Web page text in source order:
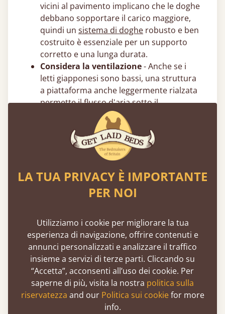
vicini al pavimento implicano che le doghe
debbano sopportare il carico maggiore,
quindi un sistema di doghe robusto e ben
costruito è essenziale per un supporto
corretto e una lunga durata.
Considera la ventilazione- Anche se i
letti giapponesi​ sono bassi, una struttura
a piattaforma anche leggermente rialzata
permette il flusso d'aria sotto il
materasso, aiutando a prevenire
l'accumulo di umidità, muffe e odori
sgradevoli nel tempo.
Ispirazione per il letto giapponese​
Arredare le camere in mansarda – Un
letto giapponese​ basso è l'ideale per loft o
spazio in altezza mantenendo un aspetto
pulito e coeso.
Design minimalista per la camera da
letto
– Un letto giapponese​ in legno si
abbina naturalmente a toni neutri e
ambienti ordinati per un'estetica
minimalista e rilassante.
Perché i letti giapponesi​ sono bassi
LA TUA PRIVACY È IMPORTANTE
PER NOI
Utilizziamo i cookie per migliorare la tua
esperienza di navigazione, offrire contenuti e
annunci personalizzati e analizzare il traffico
insieme a servizi di terze parti. Cliccando su
“Accetta”, acconsenti all’uso dei cookie. Per
saperne di più, visita la nostra politica sulla
riservatezza and our Politica sui cookiefor more
info.